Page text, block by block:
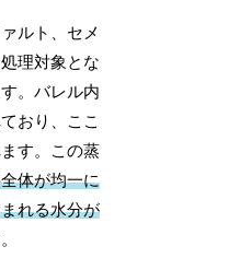
ルト、セメ
理対象とな
。バレル内
おり、ここ
す。この蒸
体が均一に
れる水分が